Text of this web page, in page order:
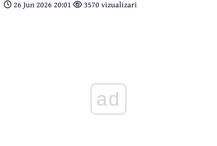
26 Jun 2026 20:01 3570 vizualizari
ad